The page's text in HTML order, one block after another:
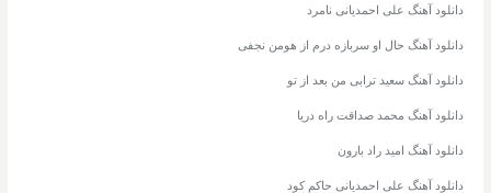
دانلود آهنگ علی احمدیانی نامرد
دانلود آهنگ حال او سربازه درم از هومن نجفی
دانلود آهنگ سعید ترابی من بعد از تو
دانلود آهنگ محمد صداقت راه دریا
دانلود آهنگ امید راد بارون
دانلود آهنگ علی احمدیانی حاکم کود